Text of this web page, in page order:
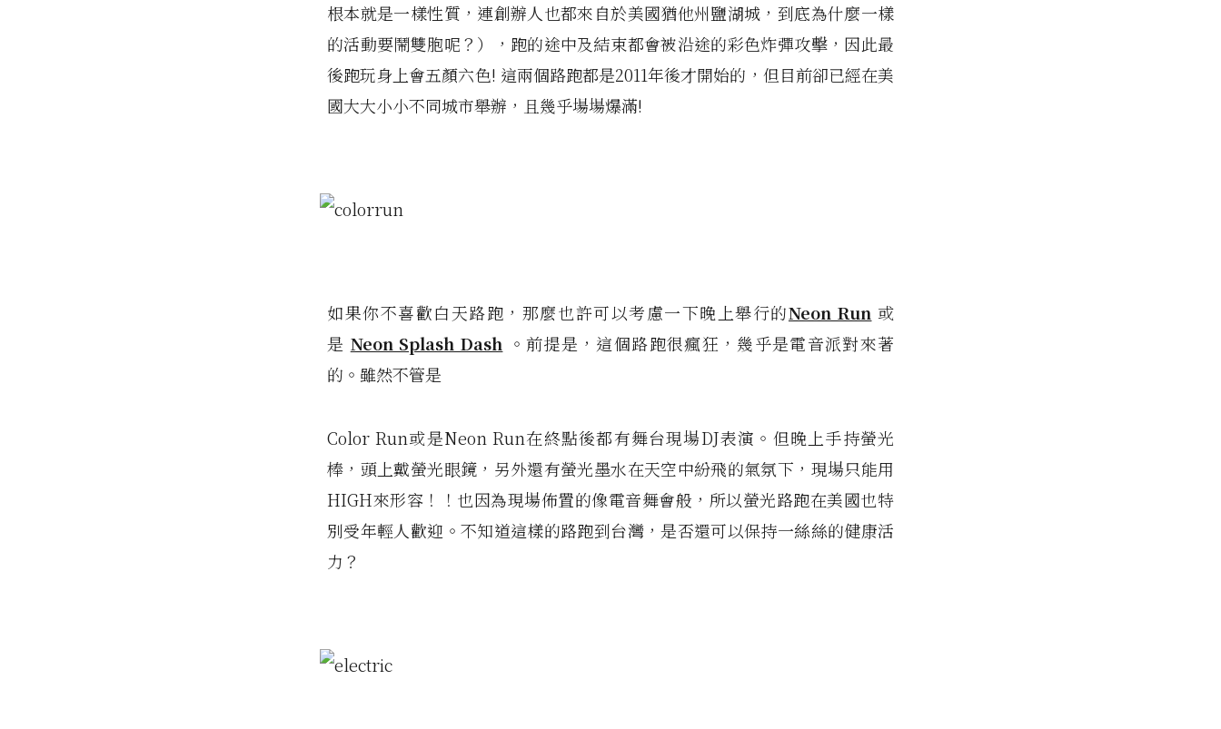
根本就是一樣性質，連創辦人也都來自於美國猶他州鹽湖城，到底為什麼一樣
的活動要鬧雙胞呢？），跑的途中及結束都會被沿途的彩色炸彈攻擊，因此最
後跑玩身上會五顏六色! 這兩個路跑都是2011年後才開始的，但目前卻已經在美
國大大小小不同城市舉辦，且幾乎場場爆滿!
如果你不喜歡白天路跑，那麼也許可以考慮一下晚上舉行的Neon Run 或
是 Neon Splash Dash 。前提是，這個路跑很瘋狂，幾乎是電音派對來著
的。雖然不管是
Color Run或是Neon Run在終點後都有舞台現場DJ表演。但晚上手持螢光
棒，頭上戴螢光眼鏡，另外還有螢光墨水在天空中紛飛的氣氛下，現場只能用
HIGH來形容！！也因為現場佈置的像電音舞會般，所以螢光路跑在美國也特
別受年輕人歡迎。不知道這樣的路跑到台灣，是否還可以保持一絲絲的健康活
力？